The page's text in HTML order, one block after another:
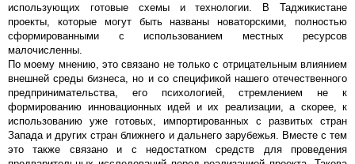
использующих готовые схемы и технологии. В Таджикистане
проекты, которые могут быть названы новаторскими, полностью
сформированными с использованием местных ресурсов
малочисленны.
По моему мнению, это связано не только с отрицательным влиянием
внешней среды бизнеса, но и со спецификой нашего отечественного
предпринимательства, его психологией, стремлением не к
формированию инновационных идей и их реализации, а скорее, к
использованию уже готовых, импортированных с развитых стран
Запада и других стран ближнего и дальнего зарубежья. Вместе с тем
это также связано и с недостатком средств для проведения